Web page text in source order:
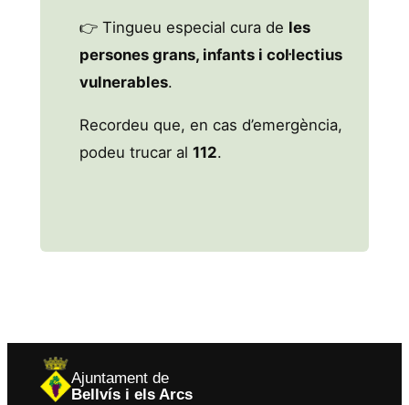
👉 Tingueu especial cura de les
persones grans, infants i col·lectius
vulnerables.
Recordeu que, en cas d’emergència,
podeu trucar al112.
Ajuntament de
Bellvís i els Arcs